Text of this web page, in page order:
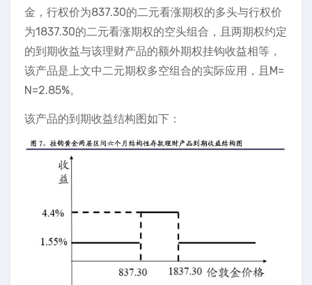
金，行权价为837.30的二元看涨期权的多头与行权价
为1837.30的二元看涨期权的空头组合，且两期权约定
的到期收益与该理财产品的额外期权挂钩收益相等，
该产品是上文中二元期权多空组合的实际应用，且M=
N=2.85%。
该产品的到期收益结构图如下：